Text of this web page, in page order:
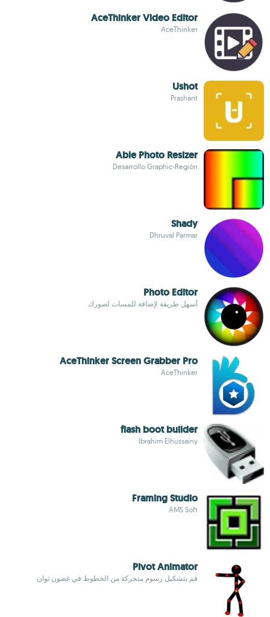
AceThinker Video Editor
AceThinker
Ushot
Prashant
Able Photo Resizer
Desarrollo Graphic-Región
Shady
Dhruval Parmar
Photo Editor
أسهل طريقة لإضافة للمسات لصورك
AceThinker Screen Grabber Pro
AceThinker
flash boot builder
Ibrahim Elhussainy
Framing Studio
AMS Soft
Pivot Animator
قم بتشكيل رسوم متحركة من الخطوط في غضون ثوان